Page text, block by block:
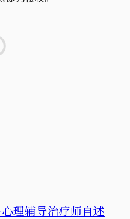
理辅导治疗师自述